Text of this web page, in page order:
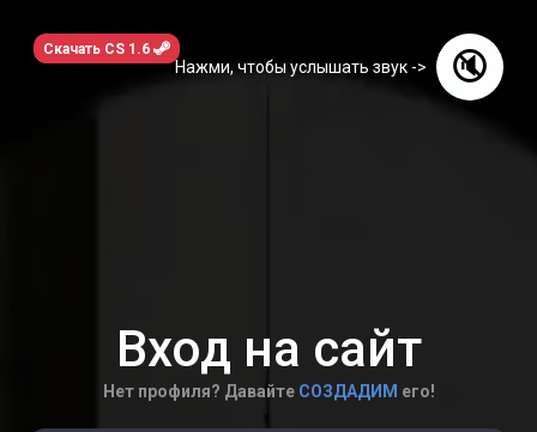
Вход на сайт
Нет профиля? Давайте СОЗДАДИМ его!
Скачать CS 1.6
Нажми, чтобы услышать звук -> 🔇